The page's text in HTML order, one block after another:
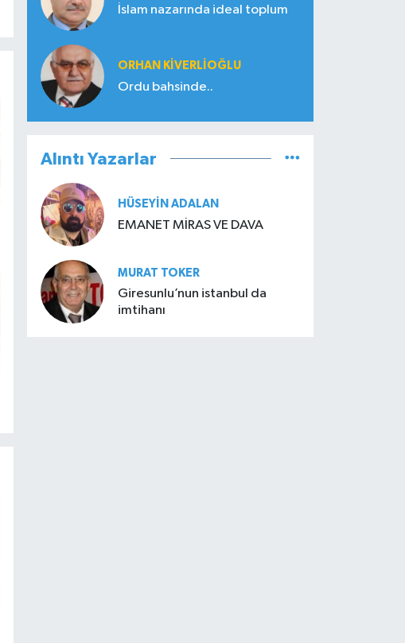
İslam nazarında ideal toplum
ORHAN KIVERLIOĞLU
Ordu bahsinde..
Alıntı Yazarlar
HÜSEYIN ADALAN
EMANET MİRAS VE DAVA
MURAT TOKER
Giresunlu’nun istanbul da
imtihanı